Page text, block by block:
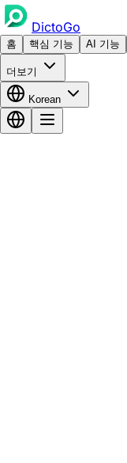
DictoGo
홈 핵심 기능 AI 기능
더보기
Korean